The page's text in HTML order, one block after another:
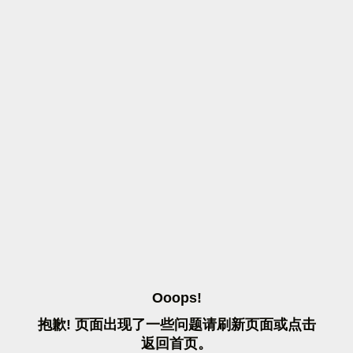
OOOPS!
抱歉! 页面出现了一些问题请刷 新页面或点击
返 回首页。